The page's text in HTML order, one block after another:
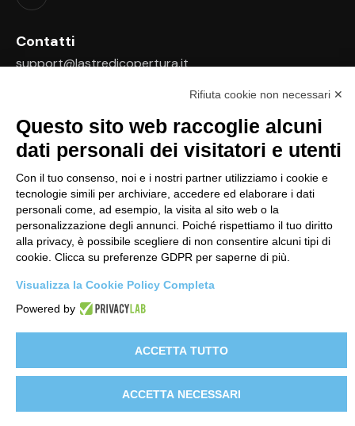
Contatti
support@lastredicopertura.it
Home
Shop
Video
Contattaci
Link
© 2026 Edil Plast, Srl – PI 01594090407 –
Rifiuta cookie non necessari ✕
Questo sito web raccoglie alcuni
dati personali dei visitatori e utenti
Con il tuo consenso, noi e i nostri partner utilizziamo i cookie e
tecnologie simili per archiviare, accedere ed elaborare i dati
personali come, ad esempio, la visita al sito web o la
personalizzazione degli annunci. Poiché rispettiamo il tuo diritto
alla privacy, è possibile scegliere di non consentire alcuni tipi di
cookie. Clicca su preferenze GDPR per saperne di più.
Visualizza la Cookie Policy Completa
Powered by
ACCETTA TUTTO
ACCETTA NECESSARI